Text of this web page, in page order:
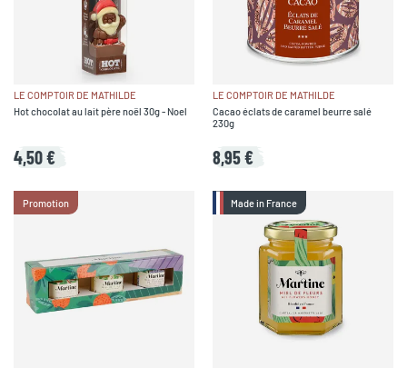
LE COMPTOIR DE MATHILDE
Hot chocolat au lait père noël 30g - Noel
4,50 €
LE COMPTOIR DE MATHILDE
Cacao éclats de caramel beurre salé
230g
8,95 €
Promotion Made in France